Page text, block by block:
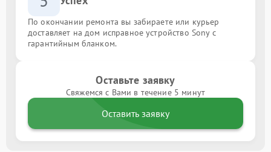
По окончании ремонта вы забираете или курьер
доставляет на дом исправное устройство Sony с
гарантийным бланком.
Оставьте заявку
Свяжемся с Вами в течение 5 минут
Оставить заявку